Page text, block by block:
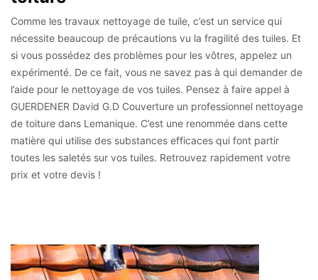
Comme les travaux nettoyage de tuile, c’est un service qui
nécessite beaucoup de précautions vu la fragilité des tuiles. Et
si vous possédez des problèmes pour les vôtres, appelez un
expérimenté. De ce fait, vous ne savez pas à qui demander de
l’aide pour le nettoyage de vos tuiles. Pensez à faire appel à
GUERDENER David G.D Couverture un professionnel nettoyage
de toiture dans Lemanique. C’est une renommée dans cette
matière qui utilise des substances efficaces qui font partir
toutes les saletés sur vos tuiles. Retrouvez rapidement votre
prix et votre devis !